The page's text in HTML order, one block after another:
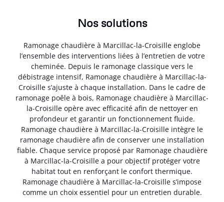
Nos solutions
Ramonage chaudière à Marcillac-la-Croisille englobe
l’ensemble des interventions liées à l’entretien de votre
cheminée. Depuis le ramonage classique vers le
débistrage intensif, Ramonage chaudière à Marcillac-la-
Croisille s’ajuste à chaque installation. Dans le cadre de
ramonage poêle à bois, Ramonage chaudière à Marcillac-
la-Croisille opère avec efficacité afin de nettoyer en
profondeur et garantir un fonctionnement fluide.
Ramonage chaudière à Marcillac-la-Croisille intègre le
ramonage chaudière afin de conserver une installation
fiable. Chaque service proposé par Ramonage chaudière
à Marcillac-la-Croisille a pour objectif protéger votre
habitat tout en renforçant le confort thermique.
Ramonage chaudière à Marcillac-la-Croisille s’impose
comme un choix essentiel pour un entretien durable.